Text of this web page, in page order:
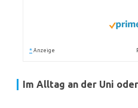
* Anzeige
Im Alltag an der Uni